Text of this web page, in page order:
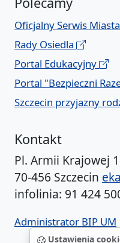
Ustawienia
Oficjalny Serwis Miasta
Rady Osiedla
Portal Edukacyjny
Portal "Bezpieczni
Szczecin przyjazny
Kontakt
Pl. Armii Krajowej
70-456 Szczecin
infolinia: 91 424
Administrator BIP UM